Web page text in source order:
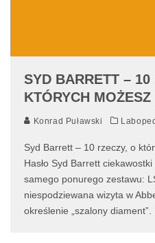
SYD BARRETT – 10
KTÓRYCH
Konrad Puławski
Syd Barrett – 10 rzeczy, o
Hasło Syd Barrett
samego ponurego zestawu:
niespodziewana wizyta w
określenie „szalony